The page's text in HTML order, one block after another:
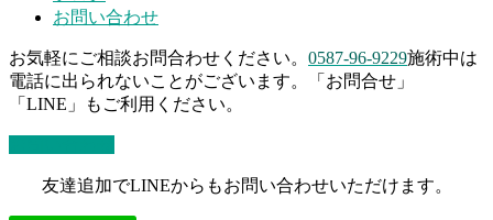
お問い合わせ
お気軽にご相談お問合わせください。 0587-96-9229施術中は
電話に出られないことがございます。「お問合せ」
「LINE」もご利用ください。
友達追加でLINEからもお問い合わせいただけます。